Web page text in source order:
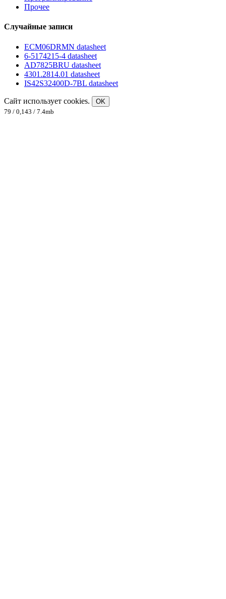
Прочее
Случайные записи
ECM06DRMN datasheet
6-5174215-4 datasheet
AD7825BRU datasheet
4301.2814.01 datasheet
IS42S32400D-7BL datasheet
Сайт использует cookies.
OK
79 / 0,143 / 7.4mb